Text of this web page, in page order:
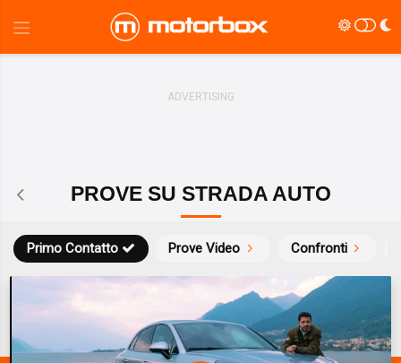
PROVE SU STRADA AUTO
Prove Video Confronti
Primo Contatto